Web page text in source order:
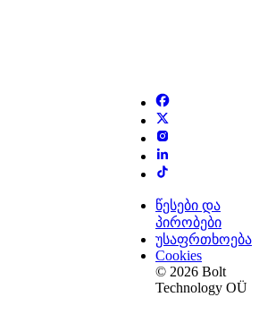
წესები და
პირობები
უსაფრთხოება
Cookies
© 2026 Bolt
Technology OÜ